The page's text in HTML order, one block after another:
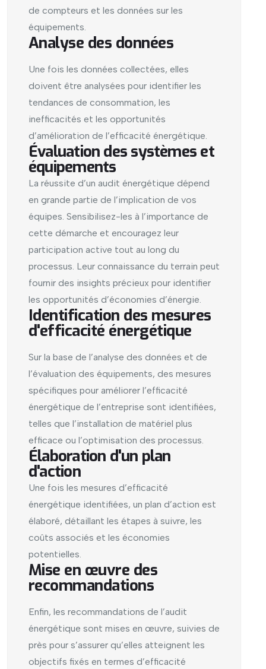
de compteurs et les données sur les
équipements.
Analyse des données
Une fois les données collectées, elles
doivent être analysées pour identifier les
tendances de consommation, les
inefficacités et les opportunités
d’amélioration de l’efficacité énergétique.
Évaluation des systèmes et
équipements
La réussite d’un audit énergétique dépend
en grande partie de l’implication de vos
équipes. Sensibilisez-les à l’importance de
cette démarche et encouragez leur
participation active tout au long du
processus. Leur connaissance du terrain peut
fournir des insights précieux pour identifier
les opportunités d’économies d’énergie.
Identification des mesures
d'efficacité énergétique
Sur la base de l’analyse des données et de
l’évaluation des équipements, des mesures
spécifiques pour améliorer l’efficacité
énergétique de l’entreprise sont identifiées,
telles que l’installation de matériel plus
efficace ou l’optimisation des processus.
Élaboration d'un plan
d'action
Une fois les mesures d’efficacité
énergétique identifiées, un plan d’action est
élaboré, détaillant les étapes à suivre, les
coûts associés et les économies
potentielles.
Mise en œuvre des
recommandations
Enfin, les recommandations de l’audit
énergétique sont mises en œuvre, suivies de
près pour s’assurer qu’elles atteignent les
objectifs fixés en termes d’efficacité